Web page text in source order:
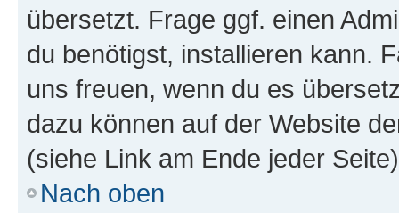
übersetzt. Frage ggf. einen
du benötigst, installieren kann.
uns freuen, wenn du es
dazu können auf der Website
(siehe Link am Ende jeder
Nach oben